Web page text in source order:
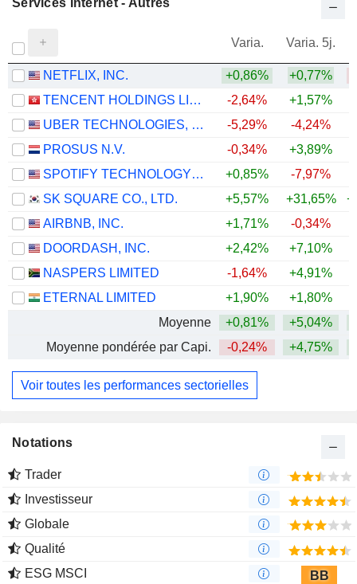
Services Internet - Autres
Varia. Varia. 5j.
NETFLIX, INC. +0,86% +0,77%
TENCENT HOLDINGS LIMITED
-2,64% +1,57%
UBER TECHNOLOGIES, INC.
-5,29% -4,24%
PROSUS N.V.
-0,34% +3,89%
SPOTIFY TECHNOLOGY S.A.
+0,85% -7,97%
SK SQUARE CO., LTD.
+5,57% +31,65%
AIRBNB, INC.
+1,71% -0,34%
DOORDASH, INC.
+2,42% +7,10%
NASPERS LIMITED
-1,64% +4,91%
ETERNAL LIMITED
+1,90% +1,80%
Moyenne
+0,81% +5,04%
Moyenne pondérée par Capi.
-0,24% +4,75%
Voir toutes les performances sectorielles
Notations
Trader
Investisseur
Globale
Qualité
ESG MSCI
BB